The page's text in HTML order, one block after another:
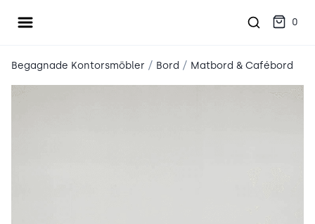
Öppna meny 0
Begagnade Kontorsmöbler / Bord / Matbord & Cafébord